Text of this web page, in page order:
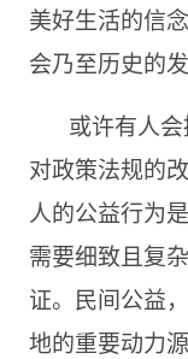
美好生活的信
会乃至历史的
或许有人
对政策法规的
人的公益行为
需要细致且复
证。民间公益
地的重要动力源